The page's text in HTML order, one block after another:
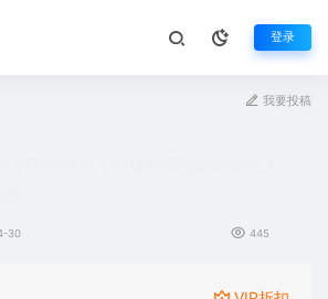
登录
我要投稿
30 445